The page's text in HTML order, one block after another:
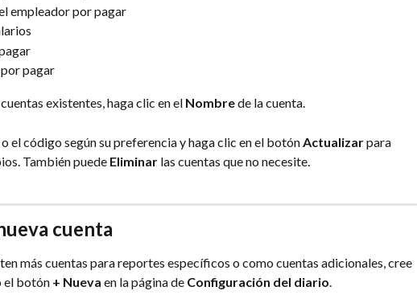
empleador por pagar
pagar
existentes, haga clic en el Nombre de la cuenta.
el código según su preferencia y haga clic en el botón Actualizar para
También puede Eliminar las cuentas que no necesite.
cuenta
más cuentas para reportes específicos o como cuentas adicionales, cree
el botón + Nueva en la página de Configuración del diario.